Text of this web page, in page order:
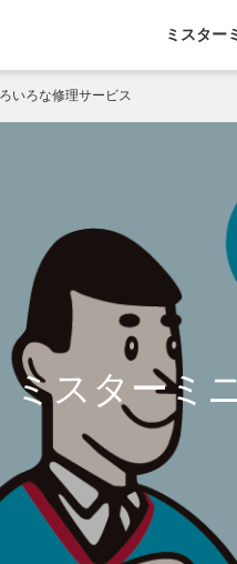
ミスター
いろな修理サービス
ミスターミ